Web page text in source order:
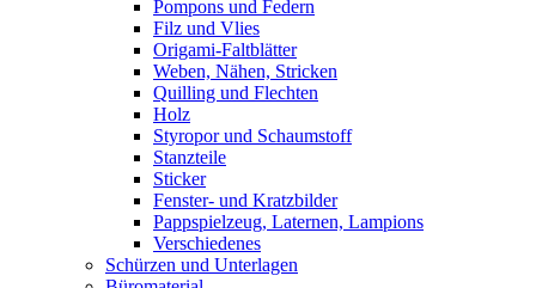
Pompons und Federn
Filz und Vlies
Origami-Faltblätter
Weben, Nähen, Stricken
Quilling und Flechten
Holz
Styropor und Schaumstoff
Stanzteile
Sticker
Fenster- und Kratzbilder
Pappspielzeug, Laternen, Lampions
Verschiedenes
Schürzen und Unterlagen